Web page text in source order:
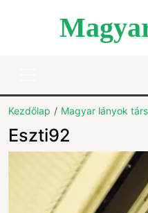
Kezdőlap Magyar lányok
Eszti92